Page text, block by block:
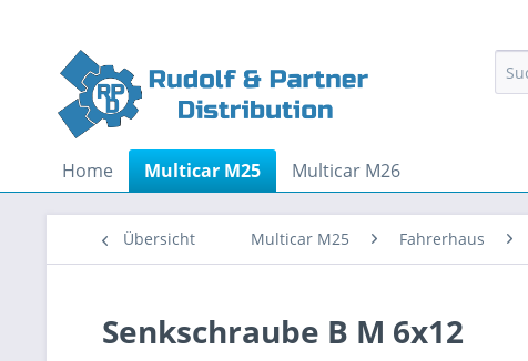
Home Multicar M25 Multicar M26
Übersicht Multicar M25 Fahrerhaus
Senkschraube B M 6x12